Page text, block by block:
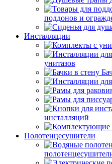
поддонов и
Инсталляции
унитазов
инсталляций
Полотенцесушители